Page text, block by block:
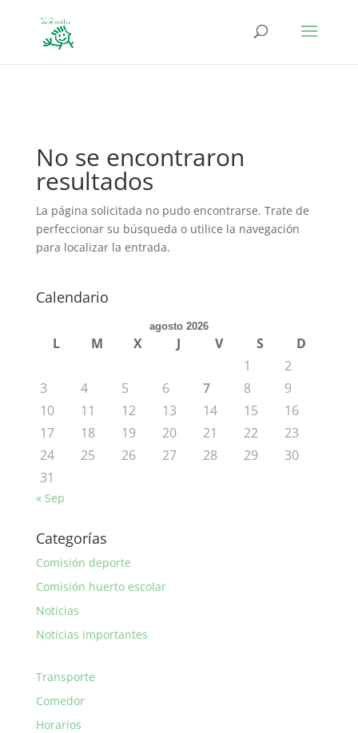
No se encontraron
resultados
La página solicitada no pudo encontrarse. Trate de
perfeccionar su búsqueda o utilice la navegación
para localizar la entrada.
Calendario
agosto 2026
L M X J V S
D
1
2
3
4 5 6 7 8
9
10
11 12 13 14 15
16
17
18 19 20 21 22
23
24
25 26 27 28 29
30
31
« Sep
Categorías
Comisión deporte
Comisión huerto escolar
Noticias
Noticias importantes
Transporte
Comedor
Horarios